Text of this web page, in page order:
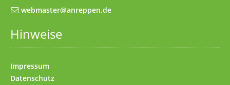
webmaster@anreppen.de
Hinweise
Impressum
Datenschutz